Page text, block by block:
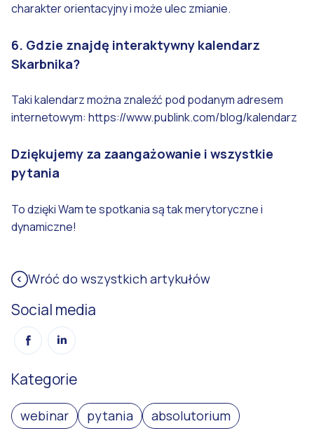
charakter orientacyjny i może ulec zmianie.
6. Gdzie znajdę interaktywny kalendarz
Skarbnika?
Taki kalendarz można znaleźć pod podanym adresem
internetowym: https://www.publink.com/blog/kalendarz
Dziękujemy za zaangażowanie i wszystkie
pytania
To dzięki Wam te spotkania są tak merytoryczne i
dynamiczne!
Wróć do wszystkich artykułów
Social media
Kategorie
webinar pytania absolutorium